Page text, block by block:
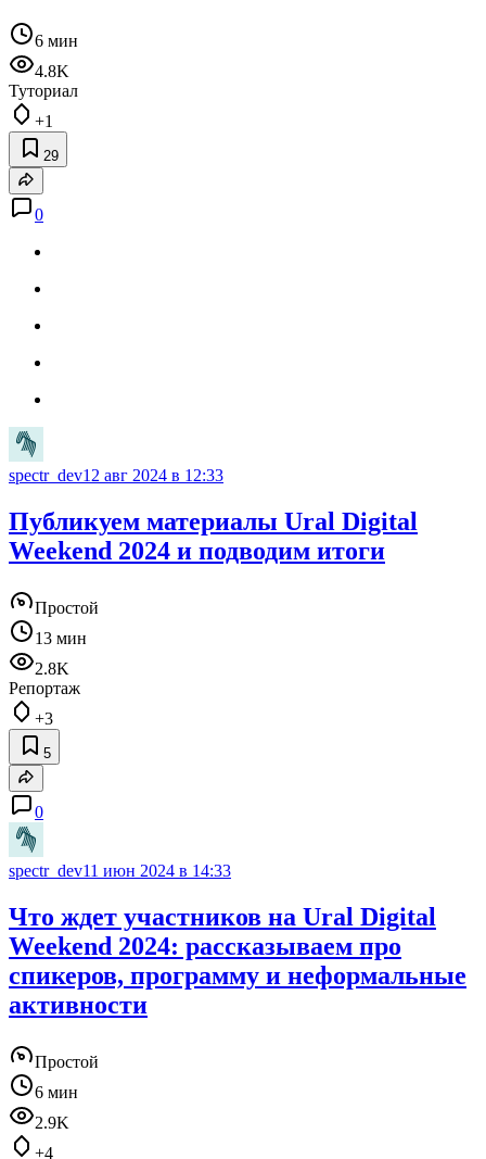
6 мин
4.8K
Туториал
+1
29
0
spectr_dev12 авг 2024 в 12:33
Публикуем материалы Ural Digital
Weekend 2024 и подводим итоги
Простой
13 мин
2.8K
Репортаж
+3
5
0
spectr_dev11 июн 2024 в 14:33
Что ждет участников на Ural Digital
Weekend 2024: рассказываем про
спикеров, программу и неформальные
активности
Простой
6 мин
2.9K
+4